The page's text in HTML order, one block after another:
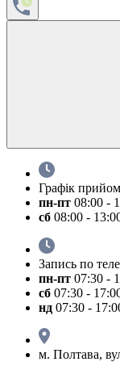
Графік
пн-пт 08:00 -
сб 08:00 -
Запись по
пн-пт 07:30 -
сб 07:30 -
нд 07:30 -
м. Полтава,